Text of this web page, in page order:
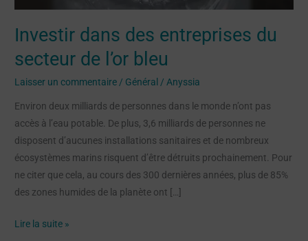
Investir dans des entreprises du
secteur de l’or bleu
Laisser un commentaire / Général / Anyssia
Environ deux milliards de personnes dans le monde n’ont pas
accès à l’eau potable. De plus, 3,6 milliards de personnes ne
disposent d’aucunes installations sanitaires et de nombreux
écosystèmes marins risquent d’être détruits prochainement. Pour
ne citer que cela, au cours des 300 dernières années, plus de 85%
des zones humides de la planète ont […]
Lire la suite »